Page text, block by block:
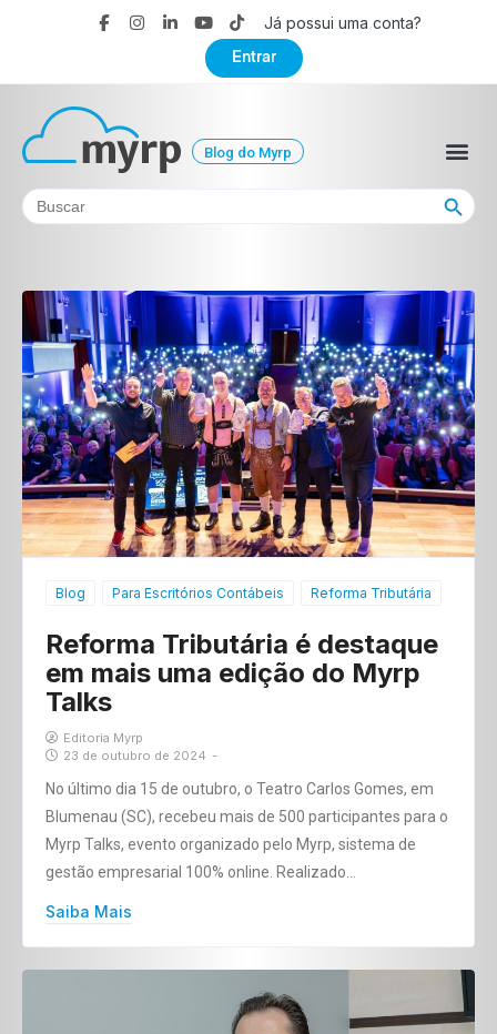
Já possui uma conta?
Entrar
Blog do Myrp
Search
for:
Search Button
Blog Para Escritórios Contábeis Reforma Tributária
Reforma Tributária é destaque
em mais uma edição do Myrp
Talks
Editoria Myrp
23 de outubro de 2024 -
No último dia 15 de outubro, o Teatro Carlos Gomes, em
Blumenau (SC), recebeu mais de 500 participantes para o
Myrp Talks, evento organizado pelo Myrp, sistema de
gestão empresarial 100% online. Realizado…
Saiba Mais